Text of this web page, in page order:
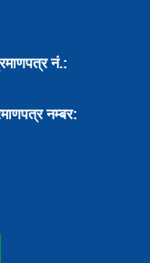
नं.:
नम्बर: